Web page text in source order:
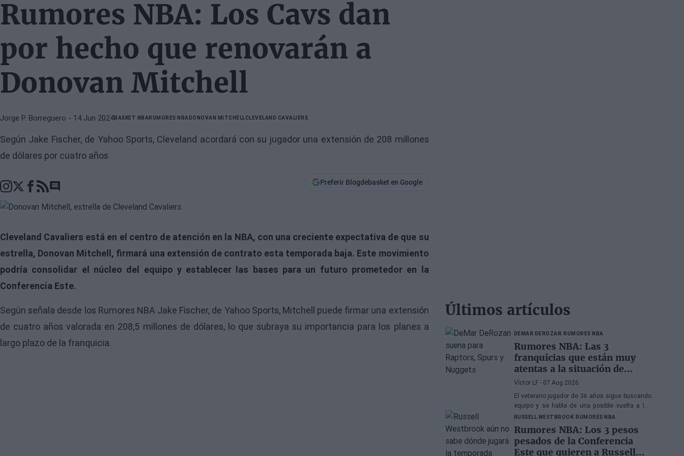
Rumores NBA: Los Cavs dan
por hecho que renovarán a
Donovan Mitchell
Jorge P. Borreguero - 14 Jun 2024BASKET NBARUMORES NBADONOVAN MITCHELLCLEVELAND CAVALIERS
Según Jake Fischer, de Yahoo Sports, Cleveland acordará con su jugador una extensión de 208 millones
de dólares por cuatro años
Go to comments section
Preferir Blogdebasket en Google
Cleveland Cavaliers está en el centro de atención en la NBA, con una creciente expectativa de que su
estrella, Donovan Mitchell, firmará una extensión de contrato esta temporada baja. Este movimiento
podría consolidar el núcleo del equipo y establecer las bases para un futuro prometedor en la
Conferencia Este.
Según señala desde los Rumores NBA Jake Fischer, de Yahoo Sports, Mitchell puede firmar una extensión
de cuatro años valorada en 208,5 millones de dólares, lo que subraya su importancia para los planes a
largo plazo de la franquicia.
Últimos artículos
DEMAR DEROZAN RUMORES NBA
Rumores NBA: Las 3
franquicias que están muy
atentas a la situación de
DeMar DeRozan
Víctor LF- 07 Aug 2026
El veterano jugador de 36 años sigue buscando
equipo y se habla de una posible vuelta a los
Toronto Raptors o San Antonio Spurs, mientras
Denver Nuggets también forma parte de la
ecuación
RUSSELL WESTBROOK RUMORES NBA
Rumores NBA: Los 3 pesos
pesados de la Conferencia
Este que quieren a Russell